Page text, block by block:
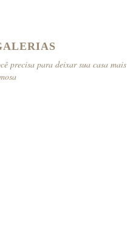
precisa para deixar sua casa mais